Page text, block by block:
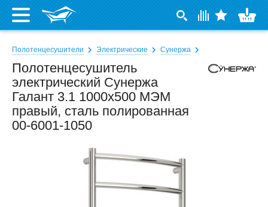
Полотенцесушители Электрические Сунержа
Полотенцесушитель
электрический Сунержа
Галант 3.1 1000x500 МЭМ
правый, сталь полированная
00-6001-1050